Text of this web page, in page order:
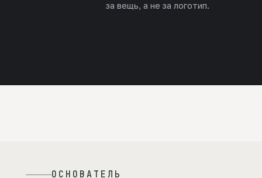
за вещь, а не за логотип.
ОСНОВАТЕЛЬ